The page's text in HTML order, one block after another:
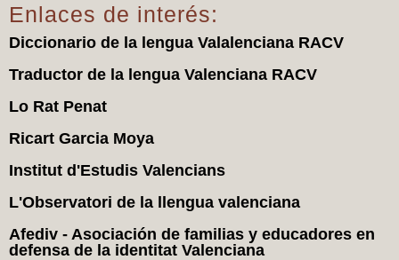
Enlaces de interés:
Diccionario de la lengua Valalenciana RACV
Traductor de la lengua Valenciana RACV
Lo Rat Penat
Ricart Garcia Moya
Institut d'Estudis Valencians
L'Observatori de la llengua valenciana
Afediv - Asociación de familias y educadores en
defensa de la identitat Valenciana